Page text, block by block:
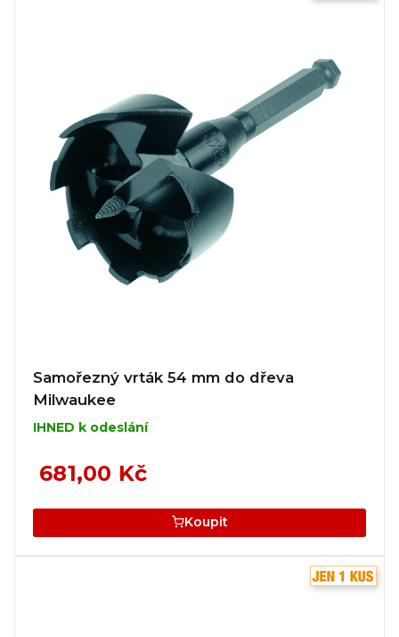
Samořezný vrták 54 mm do dřeva
Milwaukee
IHNED k odeslání
681,00 Kč
Koupit